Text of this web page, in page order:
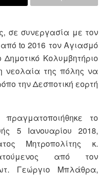
σε συνεργασία με τον
to 2016 τον Αγιασμό
Κολυμβητήριο
νεολαία της πόλης να
την Δεσποτική εορτή
το
5 Ιανουαρίου 2018,
Μητροπολίτης κ.
από τον
Γεώργιο Μπλάθρα,